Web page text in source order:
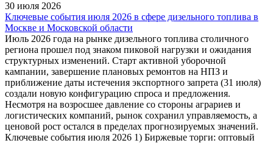
30 июля 2026
Ключевые события июля 2026 в сфере дизельного топлива в
Москве и Московской области
Июль 2026 года на рынке дизельного топлива столичного
региона прошел под знаком пиковой нагрузки и ожидания
структурных изменений. Старт активной уборочной
кампании, завершение плановых ремонтов на НПЗ и
приближение даты истечения экспортного запрета (31 июля)
создали новую конфигурацию спроса и предложения.
Несмотря на возросшее давление со стороны аграриев и
логистических компаний, рынок сохранил управляемость, а
ценовой рост остался в пределах прогнозируемых значений.
Ключевые события июля 2026 1) Биржевые торги: оптовый